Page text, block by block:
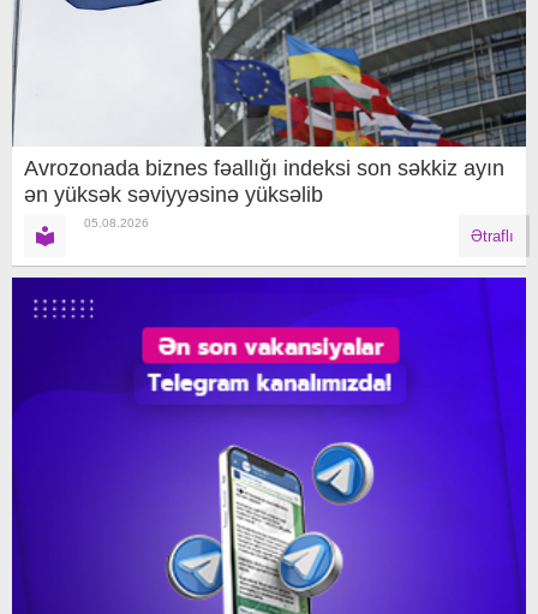
Avrozonada biznes fəallığı indeksi son səkkiz ayın
ən yüksək səviyyəsinə yüksəlib
05.08.2026
Ətraflı